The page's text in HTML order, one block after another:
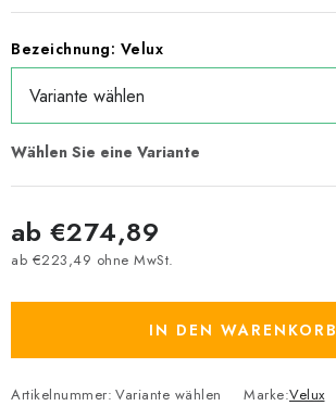
Bezeichnung: Velux
ab €274,89
ab €223,49 ohne MwSt.
IN DEN WARENKORB
Artikelnummer: Variante wählen Marke:Velux